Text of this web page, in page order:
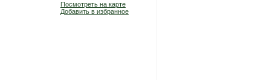
Посмотреть на карте
Добавить в избранное